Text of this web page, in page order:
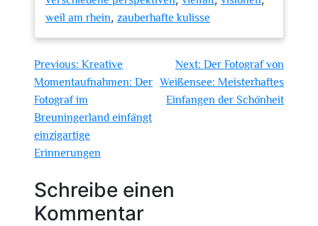
weil am rhein, zauberhafte kulisse
Beitragsnavigation
Previous: Kreative
Momentaufnahmen: Der
Fotograf im
Breuningerland einfängt
einzigartige
Erinnerungen
Next: Der Fotograf von
Weißensee: Meisterhaftes
Einfangen der Schönheit
Schreibe einen
Kommentar